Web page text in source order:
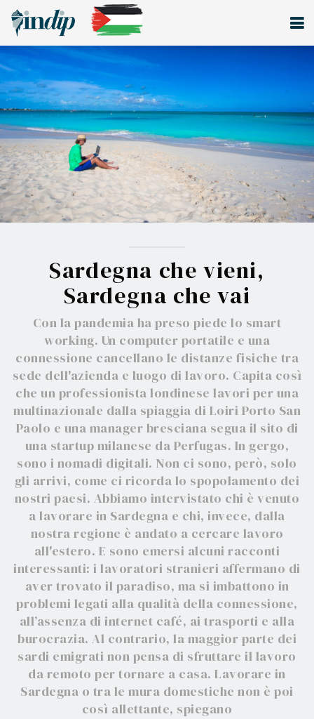
Sardegna che vieni,
Sardegna che vai
Con la pandemia ha preso piede lo smart
working. Un computer portatile e una
connessione cancellano le distanze fisiche tra
sede dell'azienda e luogo di lavoro. Capita così
che un professionista londinese lavori per una
multinazionale dalla spiaggia di Loiri Porto San
Paolo e una manager bresciana segua il sito di
una startup milanese da Perfugas. In gergo,
sono i nomadi digitali. Non ci sono, però, solo
gli arrivi, come ci ricorda lo spopolamento dei
nostri paesi. Abbiamo intervistato chi è venuto
a lavorare in Sardegna e chi, invece, dalla
nostra regione è andato a cercare lavoro
all'estero. E sono emersi alcuni racconti
interessanti: i lavoratori stranieri affermano di
aver trovato il paradiso, ma si imbattono in
problemi legati alla qualità della connessione,
all’assenza di internet café, ai trasporti e alla
burocrazia. Al contrario, la maggior parte dei
sardi emigrati non pensa di sfruttare il lavoro
da remoto per tornare a casa. Lavorare in
Sardegna o tra le mura domestiche non è poi
così allettante, spiegano